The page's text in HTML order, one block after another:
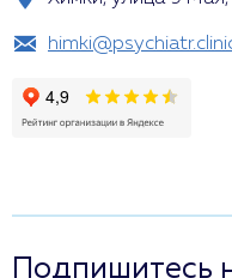
Подпишитесь